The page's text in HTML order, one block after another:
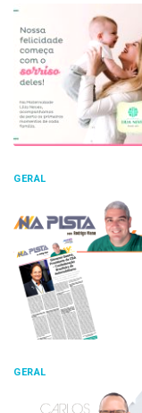
GERAL
GERAL